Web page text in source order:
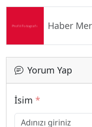
Haber
Yorum Yap
İsim *